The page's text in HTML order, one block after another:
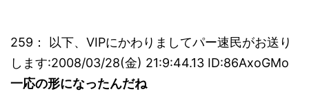
259： 以下、VIPにかわりましてパー速民がお送り
します:2008/03/28(金) 21:9:44.13 ID:86AxoGMo
一応の形になったんだね